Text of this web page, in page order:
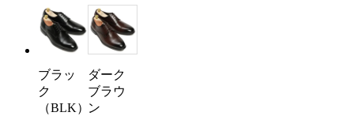
ブラッ
ク
（BLK）
ダーク
ブラウ
ン